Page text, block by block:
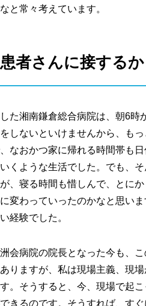
と常々考えています。
者さんに接する
た湘南鎌倉総合病院は、朝6時
しないといけませんから、も
なおかつ家に帰れる時間帯も
くような生活でした。でも、
、寝る時間も惜しんで、とに
変わっていったのかなと思い
経験でした。
会病院の院長となった今も、
りますが、私は現場主義、現
。そうすると、今、現場で起
きるのです。そうすれば、す